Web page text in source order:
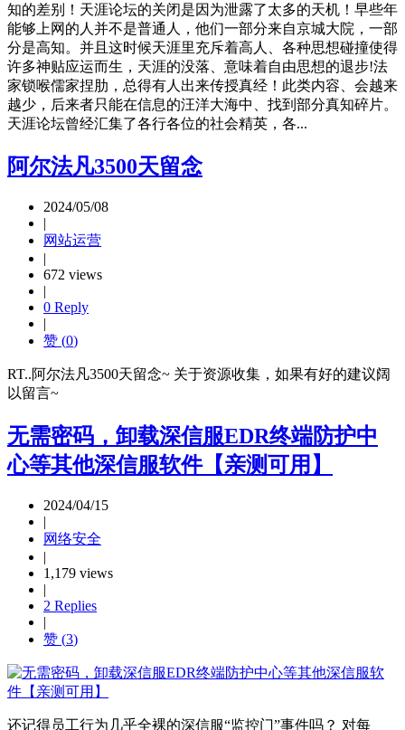
知的差别！天涯论坛的关闭是因为泄露了太多的天机！早些年
能够上网的人并不是普通人，他们一部分来自京城大院，一部
分是高知。并且这时候天涯里充斥着高人、各种思想碰撞使得
许多神贴应运而生，天涯的没落、意味着自由思想的退步!法
家锁喉儒家捏肋，总得有人出来传授真经！此类内容、会越来
越少，后来者只能在信息的汪洋大海中、找到部分真知碎片。
天涯论坛曾经汇集了各行各位的社会精英，各...
阿尔法凡3500天留念
2024/05/08
|
网站运营
|
672 views
|
0 Reply
|
赞 (0)
RT..阿尔法凡3500天留念~ 关于资源收集，如果有好的建议阔
以留言~
无需密码，卸载深信服EDR终端防护中
心等其他深信服软件【亲测可用】
2024/04/15
|
网络安全
|
1,179 views
|
2 Replies
|
赞 (3)
还记得员工行为几乎全裸的深信服“监控门”事件吗？ 对每